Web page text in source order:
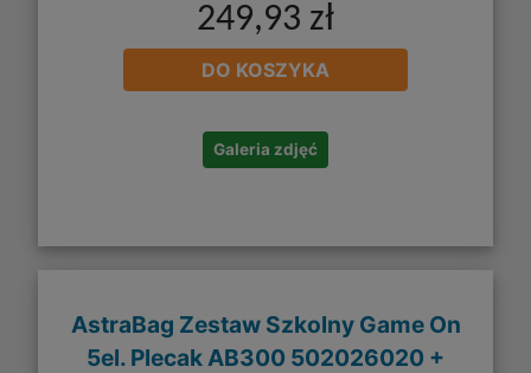
249,93 zł
DO KOSZYKA
Galeria zdjęć
AstraBag Zestaw Szkolny Game On
5el. Plecak AB300 502026020 +